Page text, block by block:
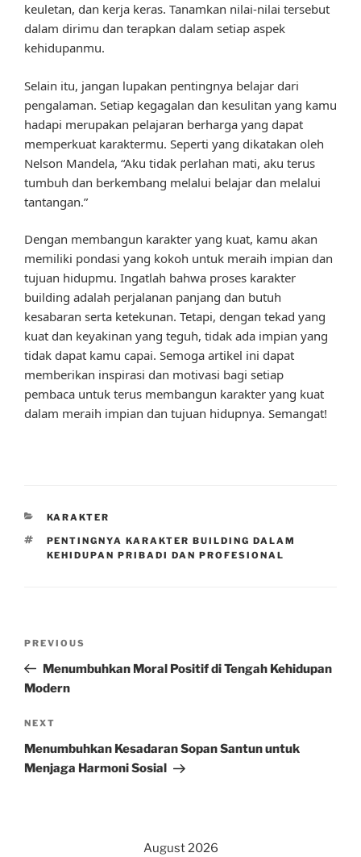
keuletan, dan kerja keras. Tanamkan nilai-nilai tersebut
dalam dirimu dan terapkan dalam setiap aspek
kehidupanmu.
Selain itu, jangan lupakan pentingnya belajar dari
pengalaman. Setiap kegagalan dan kesulitan yang kamu
hadapi merupakan pelajaran berharga yang dapat
memperkuat karaktermu. Seperti yang dikatakan oleh
Nelson Mandela, “Aku tidak perlahan mati, aku terus
tumbuh dan berkembang melalui belajar dan melalui
tantangan.”
Dengan membangun karakter yang kuat, kamu akan
memiliki pondasi yang kokoh untuk meraih impian dan
tujuan hidupmu. Ingatlah bahwa proses karakter
building adalah perjalanan panjang dan butuh
kesabaran serta ketekunan. Tetapi, dengan tekad yang
kuat dan keyakinan yang teguh, tidak ada impian yang
tidak dapat kamu capai. Semoga artikel ini dapat
memberikan inspirasi dan motivasi bagi setiap
pembaca untuk terus membangun karakter yang kuat
dalam meraih impian dan tujuan hidupnya. Semangat!
CATEGORIES
KARAKTER
TAGS
PENTINGNYA KARAKTER BUILDING DALAM
KEHIDUPAN PRIBADI DAN PROFESIONAL
Previous
Post
PREVIOUS
Menumbuhkan Moral Positif di Tengah Kehidupan
Modern
Next
Post
NEXT
Menumbuhkan Kesadaran Sopan Santun untuk
Menjaga Harmoni Sosial
August 2026